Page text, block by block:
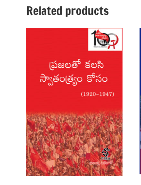
Related products